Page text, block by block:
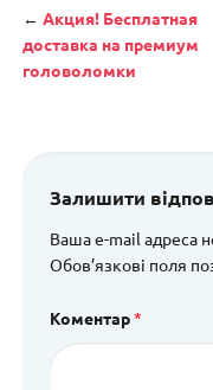
Навигация
← Акция! Бесплатная
доставка на премиум
головоломки
Залишити
Ваша e-mail адреса
Обов’язкові поля
Коментар*